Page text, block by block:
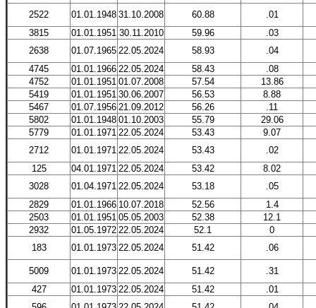
2522 01.01.1948 31.10.2008 60.88
.01
3815
01.01.1951 30.11.2010 59.96
.03
2638
01.07.1965 22.05.2024 58.93
.04
4745
01.01.1966 22.05.2024 58.43
.08
4752
01.01.1951 01.07.2008 57.54
13.86
5419
01.01.1951 30.06.2007 56.53
8.88
5467
01.07.1956 21.09.2012 56.26
.11
5802
01.01.1948 01.10.2003 55.79
29.06
5779
01.01.1971 22.05.2024 53.43
9.07
2712
01.01.1971 22.05.2024 53.43
.02
125
04.01.1971 22.05.2024 53.42
8.02
3028
01.04.1971 22.05.2024 53.18
.05
2829
01.01.1966 10.07.2018 52.56
1.4
2503
01.01.1951 05.05.2003 52.38
12.1
2932
01.05.1972 22.05.2024 52.1
0
183
01.01.1973 22.05.2024 51.42 .06
5009 01.01.1973 22.05.2024 51.42
.31
427
01.01.1973 22.05.2024 51.42
.01